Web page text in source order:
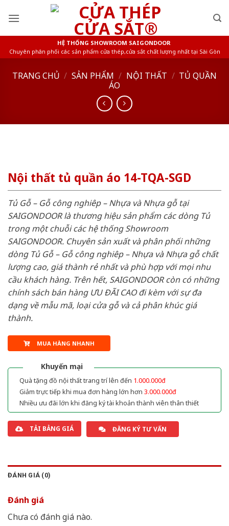
HỆ THỐNG SHOWROOM SAIGONDOOR
Chuyên phân phối các sản phẩm cửa thép,cửa sắt chất lượng nhất tại Sài Gòn
TRANG CHỦ / SẢN PHẨM / NỘI THẤT / TỦ QUẦN
ÁO
Nội thất tủ quần áo 14-TQA-SGD
Tủ Gỗ – Gỗ công nghiêp – Nhựa và Nhựa gỗ tại
SAIGONDOOR là thương hiệu sản phẩm các dòng Tủ
trong một chuỗi các hệ thống Showroom
SAIGONDOOR. Chuyên sản xuất và phân phối những
dòng Tủ Gỗ – Gỗ công nghiêp – Nhựa và Nhựa gỗ chất
lượng cao, giá thành rẻ nhất và phù hợp với mọi nhu
cầu khách hàng. Trên hết, SAIGONDOOR còn có những
chính sách bán hàng ƯU ĐÃI CAO đi kèm với sự đa
dạng về mẫu mã, loại cửa gỗ và cả phân khúc giá
thành.
MUA HÀNG NHANH
Khuyến mại
Quà tặng đồ nội thất trang trí lên đến 1.000.000đ
Giảm trực tiếp khi mua đơn hàng lớn hơn 3.000.000đ
Nhiều ưu đãi lớn khi đăng ký tài khoản thành viên thân thiết
TẢI BẢNG GIÁ ĐĂNG KÝ TƯ VẤN
ĐÁNH GIÁ (0)
Đánh giá
Chưa có đánh giá nào.